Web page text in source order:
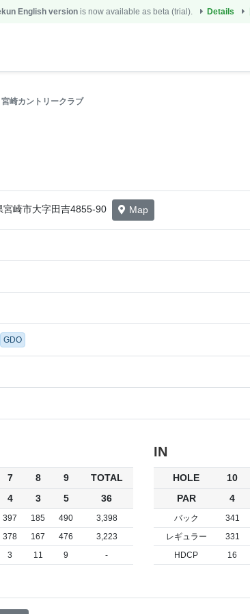
English versionis now available as beta (trial). Details
宮崎カントリークラブ
崎市大字田吉4855-90 Map
GDO
7 8 9
TOTAL
4 3 5 36
397 185 490
3,398
378 167 476
3,223
3 11 9 -
IN
HOLE 10
PAR
4
バック 341
レギュラー
331
HDCP
16